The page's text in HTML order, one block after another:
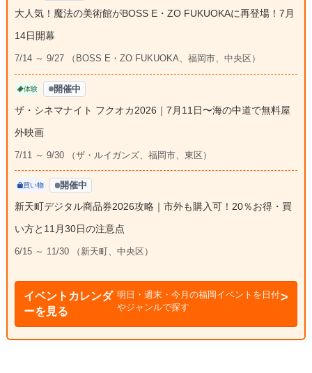
大人気！魔法の美術館がBOSS E・ZO FUKUOKAに再登場！7月
14日開幕
7/14 ～ 9/27 （BOSS E・ZO FUKUOKA、福岡市、中央区）
体験 開催中
ザ・シネマナイト フクオカ2026｜7月11日〜海の中道で無料屋
外映画
7/11 ～ 9/30 （ザ・ルイガンズ、福岡市、東区）
買い物 開催中
新天町デジタル商品券2026攻略｜市外も購入可！20％お得・買
い方と11月30日の注意点
6/15 ～ 11/30 （新天町、中央区）
イベントカレンダ
ーを見る
明日・週末・今月の福岡イベントを日付
やジャンルで探す